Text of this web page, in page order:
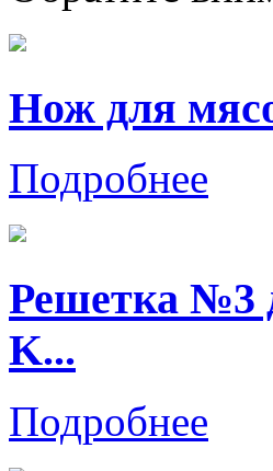
Нож для
Подробнее
Решетка №3
K...
Подробнее